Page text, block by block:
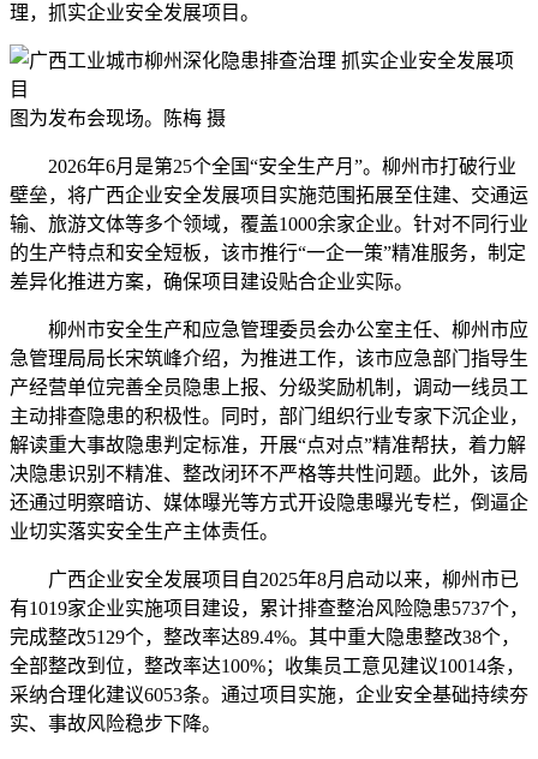
理，抓实企业安全发展项目。
图为发布会现场。陈梅 摄
2026年6月是第25个全国“安全生产月”。柳州市打破行业
壁垒，将广西企业安全发展项目实施范围拓展至住建、交通运
输、旅游文体等多个领域，覆盖1000余家企业。针对不同行业
的生产特点和安全短板，该市推行“一企一策”精准服务，制定
差异化推进方案，确保项目建设贴合企业实际。
柳州市安全生产和应急管理委员会办公室主任、柳州市应
急管理局局长宋筑峰介绍，为推进工作，该市应急部门指导生
产经营单位完善全员隐患上报、分级奖励机制，调动一线员工
主动排查隐患的积极性。同时，部门组织行业专家下沉企业，
解读重大事故隐患判定标准，开展“点对点”精准帮扶，着力解
决隐患识别不精准、整改闭环不严格等共性问题。此外，该局
还通过明察暗访、媒体曝光等方式开设隐患曝光专栏，倒逼企
业切实落实安全生产主体责任。
广西企业安全发展项目自2025年8月启动以来，柳州市已
有1019家企业实施项目建设，累计排查整治风险隐患5737个，
完成整改5129个，整改率达89.4%。其中重大隐患整改38个，
全部整改到位，整改率达100%；收集员工意见建议10014条，
采纳合理化建议6053条。通过项目实施，企业安全基础持续夯
实、事故风险稳步下降。